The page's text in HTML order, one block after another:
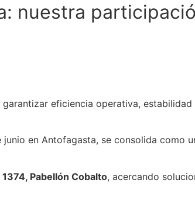
nuestra
eficiencia operativa,
junio en Antofagasta, se consolida como
1374, Pabellón Cobalto, acercando